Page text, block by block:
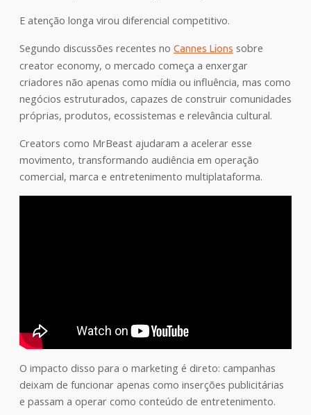
E atenção longa virou diferencial competitivo.
Segundo discussões recentes no Cannes Lions sobre
creator economy, o mercado começa a enxergar
criadores não apenas como mídia ou influência, mas como
negócios estruturados, capazes de construir comunidades
próprias, produtos, ecossistemas e relevância cultural.
Creators como MrBeast ajudaram a acelerar esse
movimento, transformando audiência em operação
comercial, marca e entretenimento multiplataforma.
O impacto disso para o marketing é direto: campanhas
deixam de funcionar apenas como inserções publicitárias
e passam a operar como conteúdo de entretenimento.